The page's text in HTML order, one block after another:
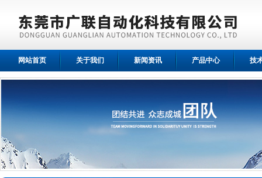
网站首页 关于我们 新闻资讯 产品中心 技